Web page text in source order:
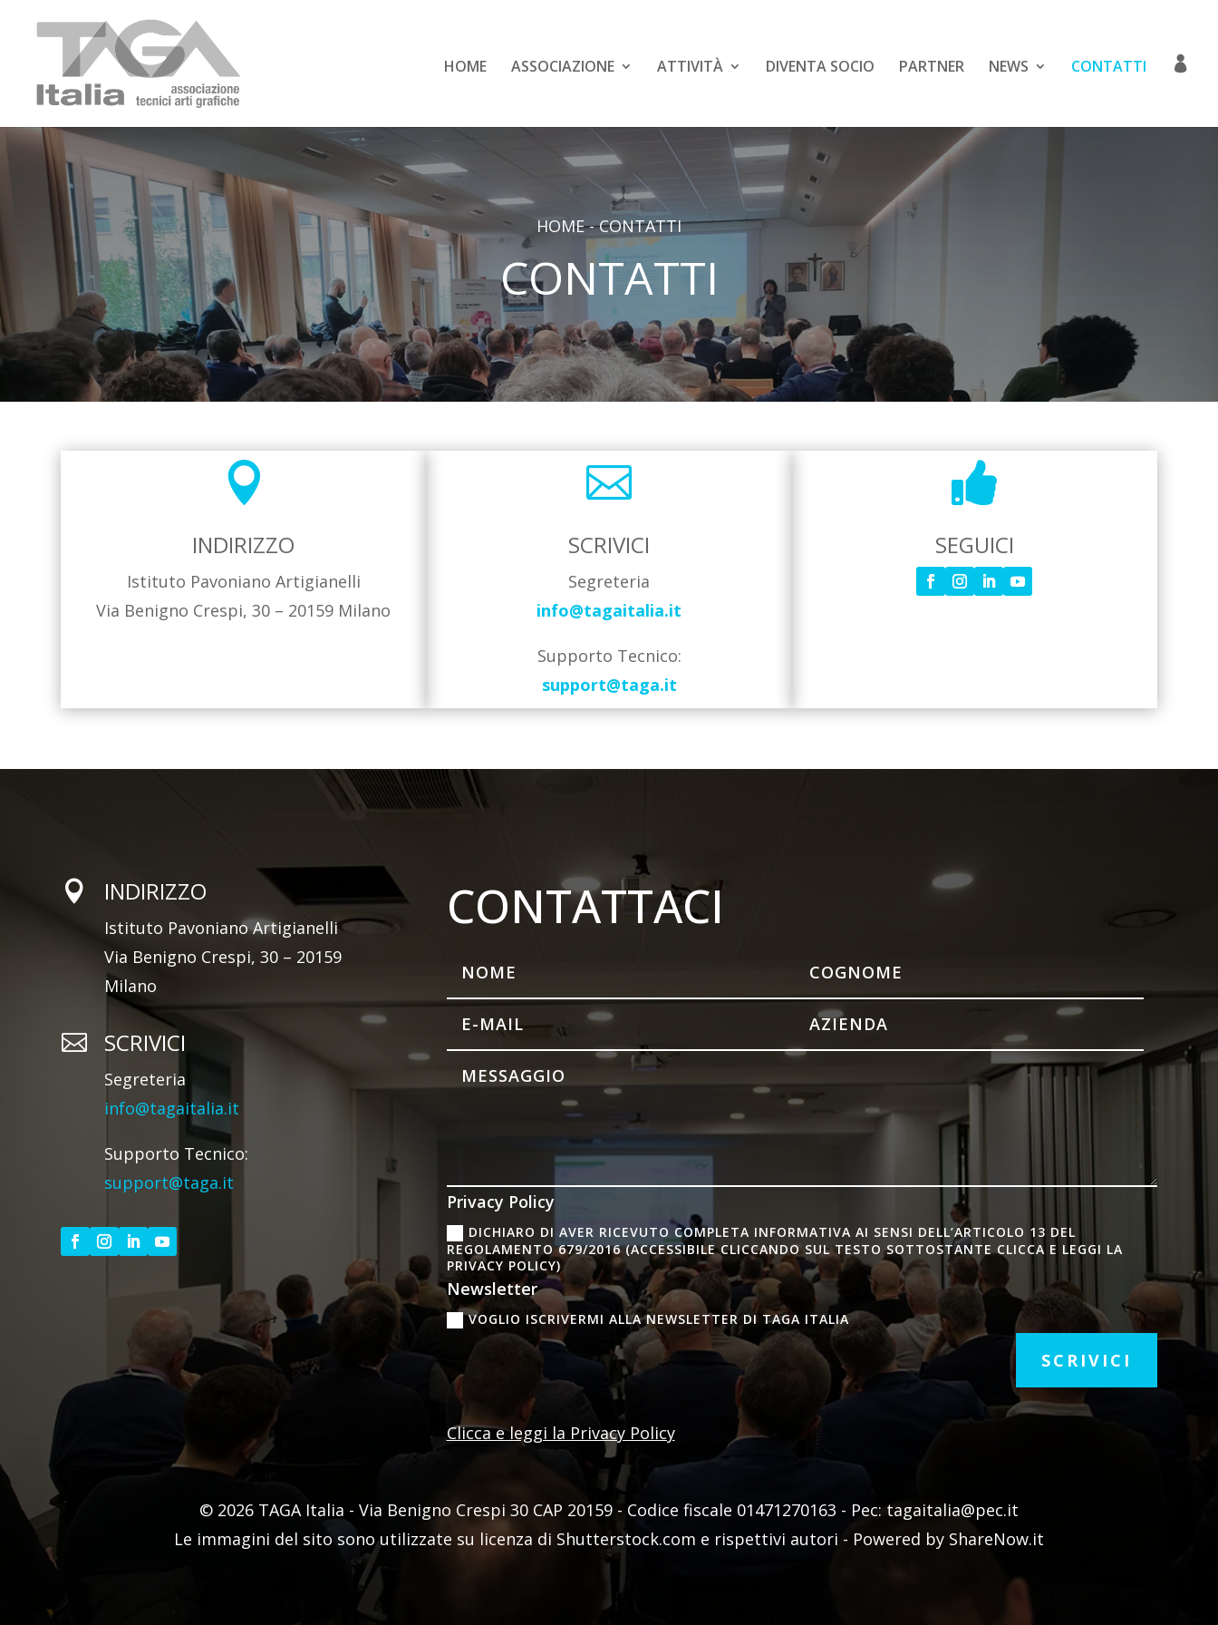
HOME ASSOCIAZIONE ATTIVITÀ DIVENTA SOCIO PARTNER NEWS CONTATTI
HOME-CONTATTI
CONTATTI

INDIRIZZO
Istituto Pavoniano Artigianelli
Via Benigno Crespi, 30 – 20159 Milano

SCRIVICI
Segreteria
info@tagaitalia.it
Supporto Tecnico:
support@taga.it

SEGUICI
 INDIRIZZO
Istituto Pavoniano Artigianelli
Via Benigno Crespi, 30 – 20159
Milano
 SCRIVICI
Segreteria
info@tagaitalia.it
Supporto Tecnico:
support@taga.it
CONTATTACI
Privacy Policy
DICHIARO DI AVER RICEVUTO COMPLETA INFORMATIVA AI SENSI DELL’ARTICOLO 13 DEL
REGOLAMENTO 679/2016 (ACCESSIBILE CLICCANDO SUL TESTO SOTTOSTANTE CLICCA E LEGGI LA
PRIVACY POLICY)
Newsletter
VOGLIO ISCRIVERMI ALLA NEWSLETTER DI TAGA ITALIA
SCRIVICI
Clicca e leggi la Privacy Policy
© 2026 TAGA Italia - Via Benigno Crespi 30 CAP 20159 - Codice fiscale 01471270163 - Pec: tagaitalia@pec.it
Le immagini del sito sono utilizzate su licenza di Shutterstock.com e rispettivi autori - Powered by ShareNow.it